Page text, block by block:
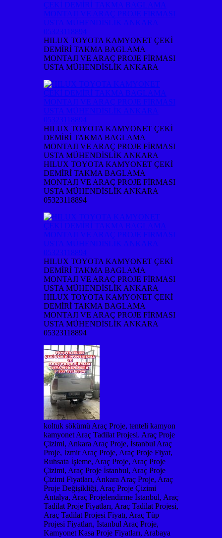
HILUX TOYOTA KAMYONET ÇEKİ
DEMİRİ TAKMA BAGLAMA
MONTAJI VE ARAÇ PROJE FİRMASI
USTA MÜHENDİSLİK ANKARA
HILUX TOYOTA KAMYONET ÇEKİ
DEMİRİ TAKMA BAGLAMA
MONTAJI VE ARAÇ PROJE FİRMASI
USTA MÜHENDİSLİK ANKARA
HILUX TOYOTA KAMYONET ÇEKİ
DEMİRİ TAKMA BAGLAMA
MONTAJI VE ARAÇ PROJE FİRMASI
USTA MÜHENDİSLİK ANKARA
05323118894
HILUX TOYOTA KAMYONET ÇEKİ
DEMİRİ TAKMA BAGLAMA
MONTAJI VE ARAÇ PROJE FİRMASI
USTA MÜHENDİSLİK ANKARA
HILUX TOYOTA KAMYONET ÇEKİ
DEMİRİ TAKMA BAGLAMA
MONTAJI VE ARAÇ PROJE FİRMASI
USTA MÜHENDİSLİK ANKARA
05323118894
koltuk sökümü Araç Proje, tenteli kamyon
kamyonet Araç Tadilat Projesi. Araç Proje
Çizimi, Ankara Araç Proje, İstanbul Araç
Proje, İzmir Araç Proje, Araç Proje Fiyat,
Ruhsata İşleme, Araç Proje, Araç Proje
Çizimi, Araç Proje İstanbul, Araç Proje
Çizimi Fiyatları, Ankara Araç Proje, Araç
Proje Değişikliği, Araç Proje Çizimi
Antalya, Araç Projelendirme İstanbul, Araç
Tadilat Proje Fiyatları, Araç Tadilat Projesi,
Araç Tadilat Projesi Fiyatı, Araç Tüp
Projesi Fiyatları, İstanbul Araç Proje,
Kamyonet Kasa Proje Fiyatları, Arabaya